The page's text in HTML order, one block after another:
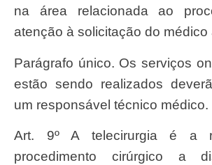
na área relacionada ao
atenção à solicitação do médico
Parágrafo único. Os serviços onde os exames
estão sendo realizados
um responsável técnico médico.
Art. 9º A telecirurgia é a realização de
procedimento cirúrgico a